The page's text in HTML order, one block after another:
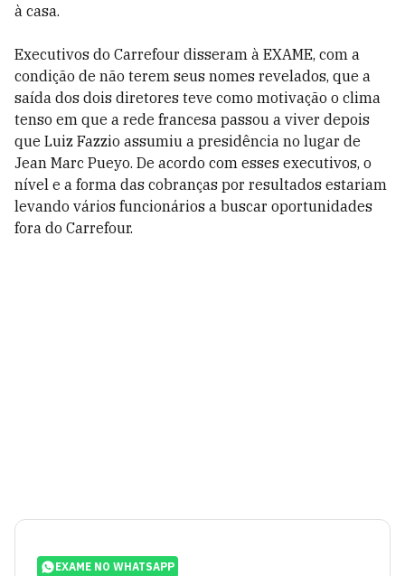
à casa.
Executivos do Carrefour disseram à EXAME, com a
condição de não terem seus nomes revelados, que a
saída dos dois diretores teve como motivação o clima
tenso em que a rede francesa passou a viver depois
que Luiz Fazzio assumiu a presidência no lugar de
Jean Marc Pueyo. De acordo com esses executivos, o
nível e a forma das cobranças por resultados estariam
levando vários funcionários a buscar oportunidades
fora do Carrefour.
EXAME NO WHATSAPP